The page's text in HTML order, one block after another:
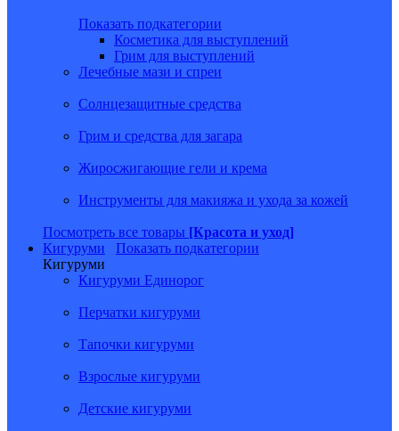
Показать подкатегории
Косметика для выступлений
Грим для выступлений
Лечебные мази и спреи
Солнцезащитные средства
Грим и средства для загара
Жиросжигающие гели и крема
Инструменты для макияжа и ухода за кожей
Посмотреть все товары [Красота и уход]
Кигуруми
Показать подкатегории
Кигуруми
Кигуруми Единорог
Перчатки кигуруми
Тапочки кигуруми
Взрослые кигуруми
Детские кигуруми